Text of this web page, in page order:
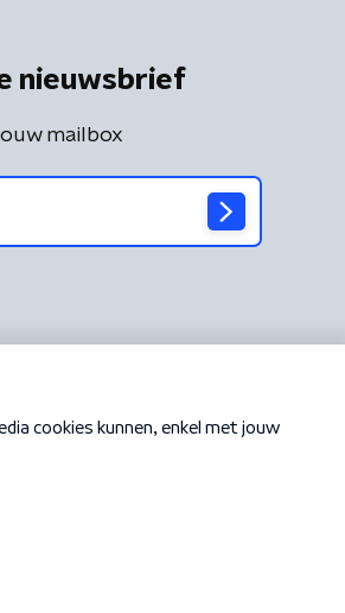
nieuwsbrief
mailbox